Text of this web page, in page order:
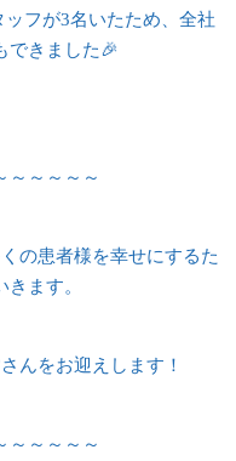
フが3名いたため、全社
できました🎉
～～～～～
の患者様を幸せにするた
ます。
んをお迎えします！
～～～～～